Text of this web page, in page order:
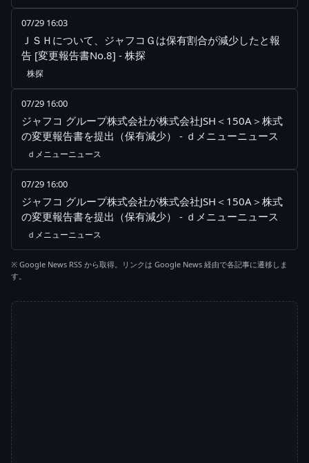
07/29 16:03
ＪＳＨについて、ジャフコＧは保有割合が減少したと報
告 [変更報告書No.8] - 株探
株探
07/29 16:00
ジャフコ グループ株式会社が株式会社JSH＜150A＞株式
の変更報告書を提出（保有減少） - ｄメニューニュース
ｄメニューニュース
07/29 16:00
ジャフコ グループ株式会社が株式会社JSH＜150A＞株式
の変更報告書を提出（保有減少） - ｄメニューニュース
ｄメニューニュース
※ Google News RSS から取得。リンクは Google News 経由で各記事に遷移しま
す。